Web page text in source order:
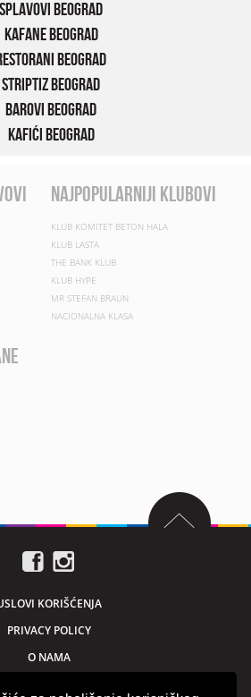
Splavovi Beograd
Kafane Beograd
Beograd
Striptiz Beograd
Barovi Beograd
Kafići Beograd
najpopularniji klubovi
KLUB KOMITET BETON HALA
KLUB LASTA
THE BANK KLUB
KLUB HYPE
MR STEFAN BRAUN
NACIONALNA KLASA
KORIŠĆENJA
PRIVACY POLICY
O NAMA